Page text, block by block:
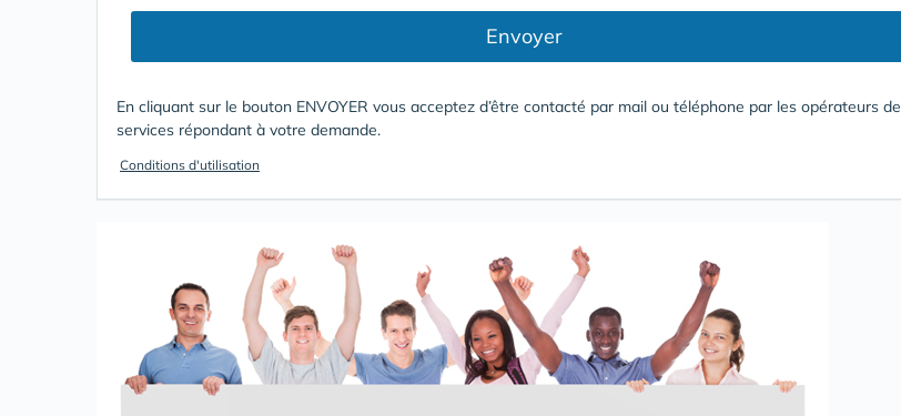
Envoyer
En cliquant sur le bouton ENVOYER vous acceptez d’être contacté par mail ou téléphone par les opérateurs de
services répondant à votre demande.
Conditions d'utilisation